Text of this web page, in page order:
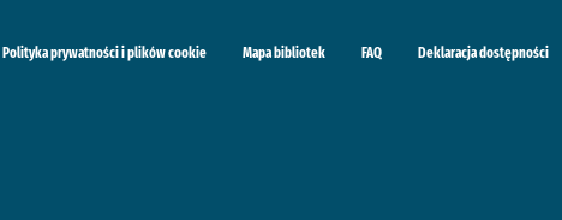
Polityka prywatności i plików cookie Mapa bibliotek FAQ Deklaracja dostępności